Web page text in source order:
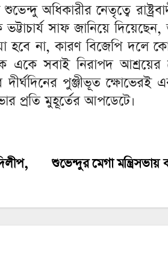
অধিকারীর নেতৃত্বে
সাফ জানিয়ে
না, কারণ বিজেপি দলে
সবাই নিরাপদ
পুঞ্জীভূত
প্রতি মুহূর্তের আপডেটে।
শুভেন্দুর মেগা মন্ত্রিসভায়